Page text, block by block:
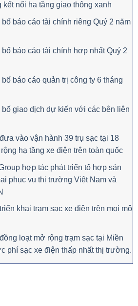
kết nối hạ tầng giao thông xanh
báo cáo tài chính riêng Quý 2 năm
báo cáo tài chính hợp nhất Quý 2
báo cáo quản trị công ty 6 tháng
bố giao dịch dự kiến với các bên liên
vào vận hành 39 trụ sạc tại 18
hạ tầng xe điện trên toàn quốc
hợp tác phát triển tổ hợp sản
phục vụ thị trường Việt Nam và
khai trạm sạc xe điện trên mọi mô
loạt mở rộng trạm sạc tại Miền
phí sạc xe điện thấp nhất thị trường.